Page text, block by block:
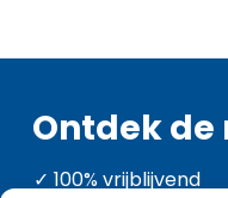
Ontdek
✓ 100%